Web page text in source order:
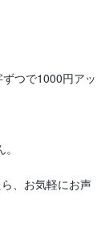
つで1000円アッ
、お気軽にお声